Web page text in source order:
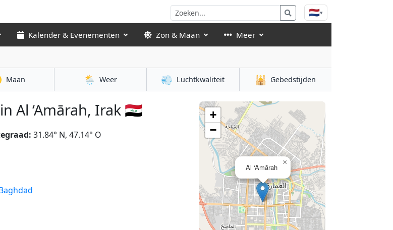
🇳🇱▾
Kalender & Evenementen Zon & Maan Meer
Maan 🌦️ Weer 💨 Luchtkwaliteit 🕌 Gebedstijden
Al ‘Amārah, Irak 🇮🇶
31.84° N, 47.14° O
Al ‘Amārah
×
+
−